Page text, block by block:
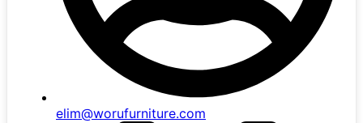
elim@worufurniture.com